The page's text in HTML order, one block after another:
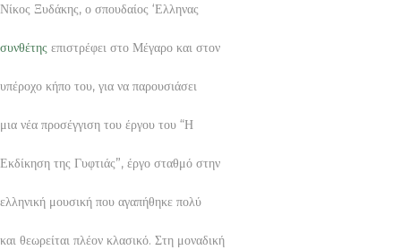
Νίκος Ξυδάκης, ο σπουδαίος ‘Ελληνας
συνθέτης επιστρέφει στο Μέγαρο και στον
υπέροχο κήπο του, για να παρουσιάσει
μια νέα προσέγγιση του έργου του “Η
Εκδίκηση της Γυφτιάς”, έργο σταθμό στην
ελληνική μουσική που αγαπήθηκε πολύ
και θεωρείται πλέον κλασικό. Στη μοναδική